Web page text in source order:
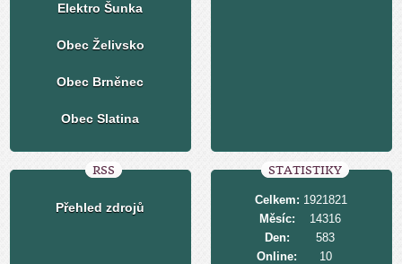
Elektro Šunka
Obec Želivsko
Obec Brněnec
Obec Slatina
RSS
Přehled zdrojů
STATISTIKY
Online: 10
Celkem: 1921821
Měsíc:
14316
Den:
583